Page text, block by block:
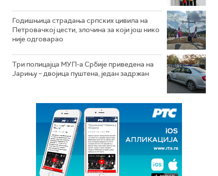
Годишњица страдања српских цивила на
Петровачкој цести, злочина за који још нико
није одговарао
Три полицајца МУП-а Србије приведена на
Јарињу – двојица пуштена, један задржан